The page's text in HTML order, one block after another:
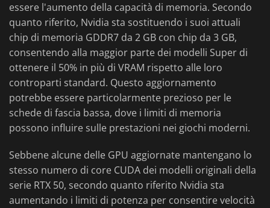
essere l'aumento della capacità di memoria. Secondo
quanto riferito, Nvidia sta sostituendo i suoi attuali
chip di memoria GDDR7 da 2 GB con chip da 3 GB,
consentendo alla maggior parte dei modelli Super di
ottenere il 50% in più di VRAM rispetto alle loro
controparti standard. Questo aggiornamento
potrebbe essere particolarmente prezioso per le
schede di fascia bassa, dove i limiti di memoria
possono influire sulle prestazioni nei giochi moderni.
Sebbene alcune delle GPU aggiornate mantengano lo
stesso numero di core CUDA dei modelli originali della
serie RTX 50, secondo quanto riferito Nvidia sta
aumentando i limiti di potenza per consentire velocità